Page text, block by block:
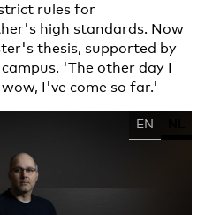
rules for
high standards. Now
thesis, supported by
'The other day I
I've come so far.'
EN